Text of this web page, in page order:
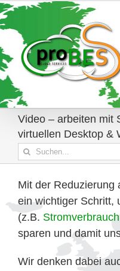
Zum
Inhalt
springen
Video – arbeiten mit
virtuellen Desktop &
Suche
nach:
Mit der Reduzierung
ein wichtiger Schritt,
(z.B.
sparen und damit
Wir denken dabei